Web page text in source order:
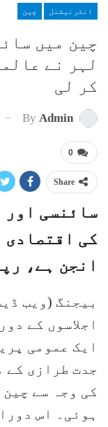
انٹرنیشنل چین
چین میں
لہر نے
کر لی
By Admin
0
Share
سائنسی اور
کی اقتصادی
انجن ہے،
بیجنگ (ویب
اجلاسوں کے
ایک عمومی
جدت طرازی کے
کی وجہ سے
ہوئی۔ اس